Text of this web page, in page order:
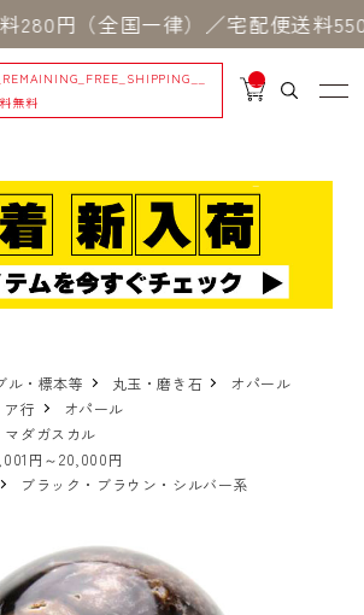
（全国一律）／宅配便送料550円
無料
__
IT
_
ル・標本等
丸玉・磨き石
オパール
ア行
オパール
マダガスカル
円～20,000円
ブラック・ブラウン・シルバー系